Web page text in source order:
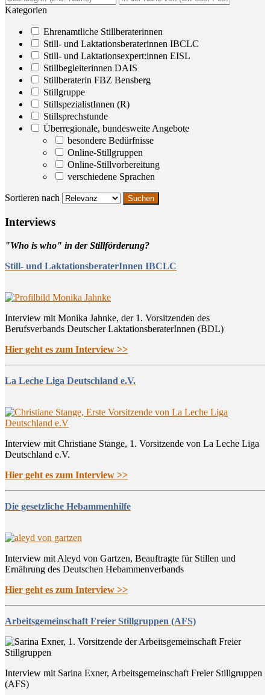
Kategorien
Ehrenamtliche Stillberaterinnen
Still- und Laktationsberaterinnen IBCLC
Still- und Laktationsexpert:innen EISL
Stillbegleiterinnen DAIS
Stillberaterin FBZ Bensberg
Stillgruppe
StillspezialistInnen (R)
Stillsprechstunde
Überregionale, bundesweite Angebote
besondere Bedürfnisse
Online-Stillgruppen
Online-Stillvorbereitung
verschiedene Sprachen
Sortieren nach
Inter­views
"Who is who" in der Stillförderung?
Still- und LaktationsberaterInnen IBCLC
Interview mit Monika Jahnke, der 1. Vorsitzenden des
Berufsverbands Deutscher LaktationsberaterInnen (BDL)
Hier geht es zum Interview >>
La Leche Liga Deutschland e.V.
Interview mit Christiane Stange, 1. Vorsitzende von La Leche Liga
Deutschland e.V.
Hier geht es zum Interview >>
Die gesetzliche Hebammenhilfe
Interview mit Aleyd von Gartzen, Beauftragte für Stillen und
Ernährung des Deutschen Hebammenverbands
Hier geht es zum Interview >>
Arbeitsgemeinschaft Freier Stillgruppen (AFS)
Interview mit Sarina Exner, Arbeitsgemeinschaft Freier Stillgruppen
(AFS)